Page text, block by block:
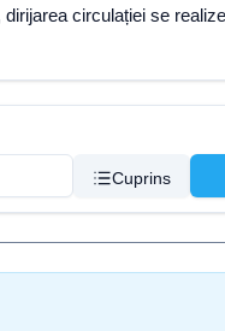
circulației se
Cuprins